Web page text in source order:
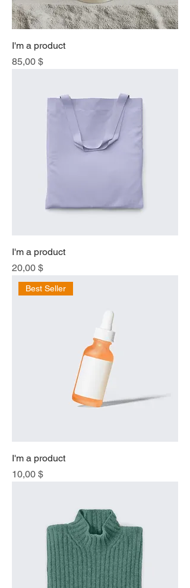
I'm a product
Price
85,00 $
I'm a product
Price
20,00 $
Best Seller
I'm a product
Price
10,00 $